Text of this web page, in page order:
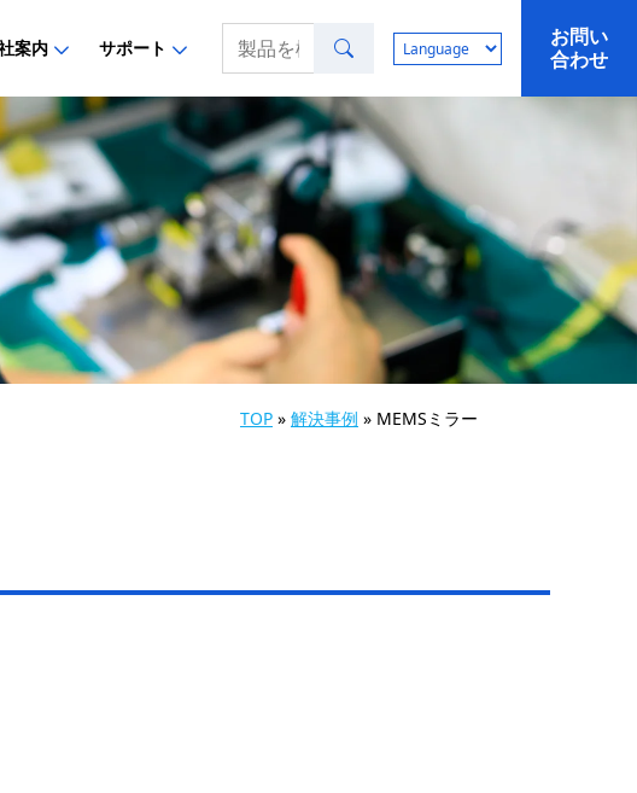
案内 サポート
お問い
合わせ
TOP» 解決事例 » MEMSミラー